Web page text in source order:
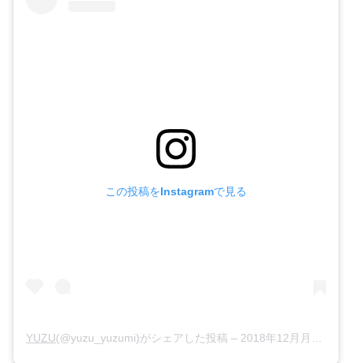
この投稿をInstagramで見る
YUZU(@yuzu_yuzumi)がシェアした投稿 – 2018年12月月1日午後9時05分PST